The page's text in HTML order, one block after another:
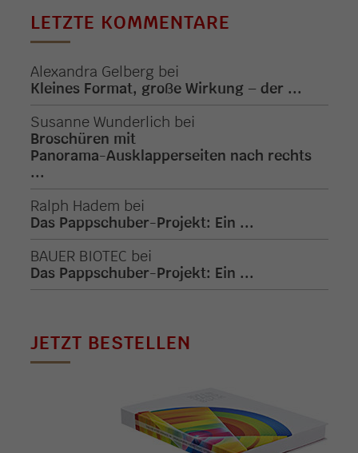
LETZTE KOMMENTARE
Alexandra Gelberg bei
Kleines Format, große Wirkung – der ...
Susanne Wunderlich bei
Broschüren mit
Panorama-Ausklapperseiten nach rechts
...
Ralph Hadem bei
Das Pappschuber-Projekt: Ein ...
BAUER BIOTEC bei
Das Pappschuber-Projekt: Ein ...
JETZT BESTELLEN